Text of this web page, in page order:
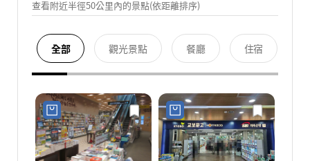
查看附近半徑50公里內的景點(依距離排序)
全部 觀光景點 餐廳 住宿